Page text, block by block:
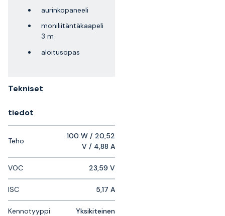
aurinkopaneeli
moniliitäntäkaapeli
3 m
aloitusopas
Tekniset
tiedot
Teho
100 W / 20,52
V / 4,88 A
VOC 23,59 V
ISC 5,17 A
Kennotyyppi Yksikiteinen